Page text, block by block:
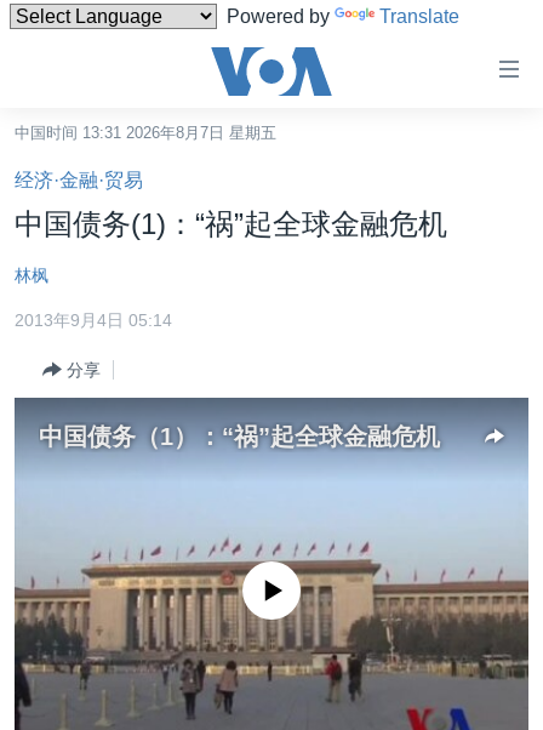
Powered by Translate
碍
链
接
转
内
到
检
台湾
港澳
国际
最新国际新闻
非洲
美洲
全球议题
分类新闻
科教·文娱·体健
军事
劳工
白宫要闻
国会报道
美中关系
美国建国250周年
VOA视频
VOA今日焦点
中文广播
关注我们
中国时间 13:31 2026年8月7日 星期五
经济·金融·贸易
中国债务(1)：“祸”起全球金融危机
林枫
2013年9月4日 05:14
分享
中国债务（1）：“祸”起全球金融危机
没有媒体可用资源